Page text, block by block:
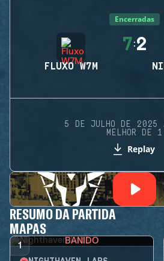
Encerradas
FLUXO W7M
7:2
5 DE JULHO DE 2025
MELHOR DE 1
Replay
RESUMO DA PARTIDA
MAPAS
1 BANIDO